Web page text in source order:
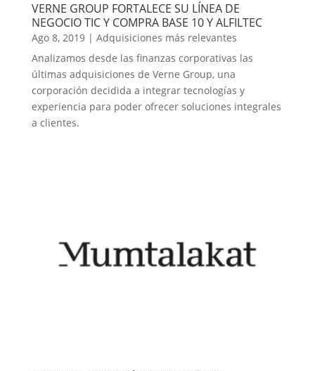
VERNE GROUP FORTALECE SU LÍNEA DE
NEGOCIO TIC Y COMPRA BASE 10 Y ALFILTEC
Ago 8, 2019| Adquisiciones más relevantes
Analizamos desde las finanzas corporativas las
últimas adquisiciones de Verne Group, una
corporación decidida a integrar tecnologías y
experiencia para poder ofrecer soluciones integrales
a clientes.